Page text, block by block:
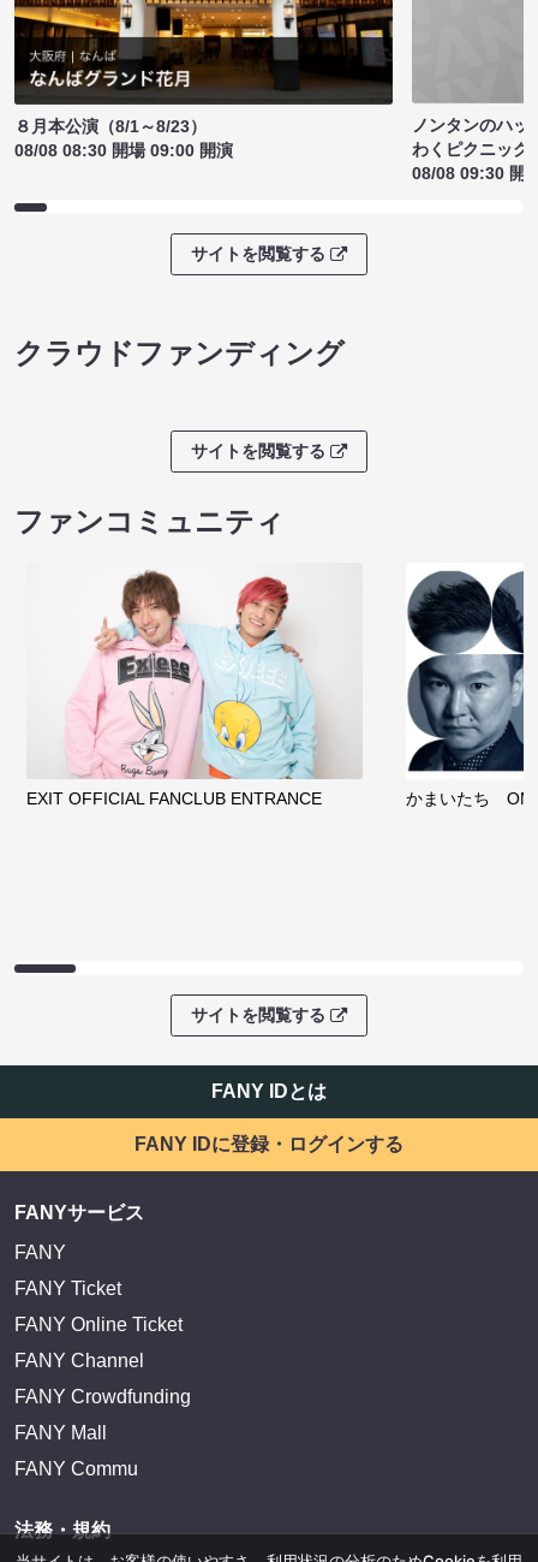
８月本公演（8/1～8/23）
08/08 08:30 開場 09:00 開演
ノンタンのハッ
わくピクニック
08/08 09:30 開
サイトを閲覧する
クラウドファンディング
サイトを閲覧する
ファンコミュニティ
EXIT OFFICIAL FANCLUB ENTRANCE かまいたち
サイトを閲覧する
FANY IDとは
FANY IDに登録・ログインする
FANYサービス
FANY
FANY Ticket
FANY Online Ticket
FANY Channel
FANY Crowdfunding
FANY Mall
FANY Commu
法務・規約